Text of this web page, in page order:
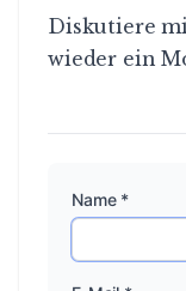
Diskutiere
wieder ein
Name *